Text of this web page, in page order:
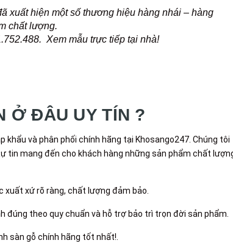
xuất hiện một số thương hiệu hàng nhái – hàng
chất lượng.
Xem mẫu trực tiếp tại nhà!
Ở ĐÂU UY TÍN ?
và phân phối chính hãng tại Khosango247. Chúng tôi
tin mang đến cho khách hàng những sản phẩm chất
xuất xứ rõ ràng, chất lượng đảm bảo.
đúng theo quy chuẩn và hỗ trợ bảo trì trọn đời sản phẩm.
sàn gỗ chính hãng tốt nhất!.